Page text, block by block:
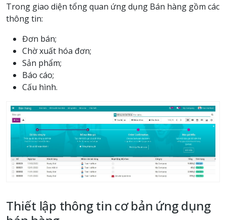
Trong giao diện tổng quan ứng dụng Bán hàng gồm các
thông tin:
Đơn bán;
Chờ xuất hóa đơn;
Sản phẩm;
Báo cáo;
Cấu hình.
Thiết lập thông tin cơ bản ứng dụng